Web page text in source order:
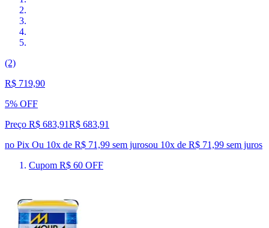
(2)
R$ 719,90
5% OFF
Preço R$ 683,91R$ 683,91
no Pix Ou 10x de R$ 71,99 sem jurosou 10x de R$ 71,99 sem juros
Cupom R$ 60 OFF